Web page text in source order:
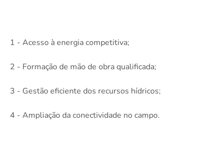
1 - Acesso à energia competitiva;
2 - Formação de mão de obra qualificada;
3 - Gestão eficiente dos recursos hídricos;
4 - Ampliação da conectividade no campo.